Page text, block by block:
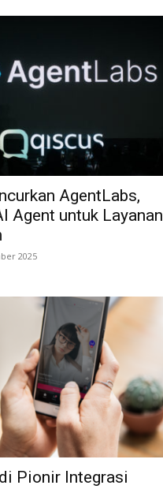
AgentLabs,
Agent untuk Layanan
2025
Pionir Integrasi